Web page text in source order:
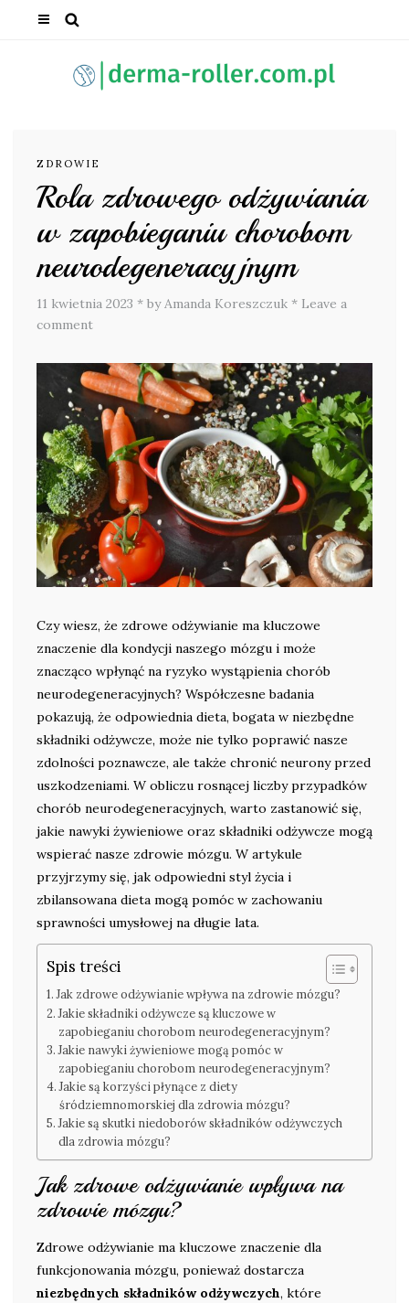
ZDROWIE
Rola zdrowego odżywiania
w zapobieganiu chorobom
neurodegeneracyjnym
11 kwietnia 2023 * by Amanda Koreszczuk * Leave a
comment
Czy wiesz, że zdrowe odżywianie ma kluczowe
znaczenie dla kondycji naszego mózgu i może
znacząco wpłynąć na ryzyko wystąpienia chorób
neurodegeneracyjnych? Współczesne badania
pokazują, że odpowiednia dieta, bogata w niezbędne
składniki odżywcze, może nie tylko poprawić nasze
zdolności poznawcze, ale także chronić neurony przed
uszkodzeniami. W obliczu rosnącej liczby przypadków
chorób neurodegeneracyjnych, warto zastanowić się,
jakie nawyki żywieniowe oraz składniki odżywcze mogą
wspierać nasze zdrowie mózgu. W artykule
przyjrzymy się, jak odpowiedni styl życia i
zbilansowana dieta mogą pomóc w zachowaniu
sprawności umysłowej na długie lata.
Spis treści
Jak zdrowe odżywianie wpływa na zdrowie mózgu?
Jakie składniki odżywcze są kluczowe w
zapobieganiu chorobom neurodegeneracyjnym?
Jakie nawyki żywieniowe mogą pomóc w
zapobieganiu chorobom neurodegeneracyjnym?
Jakie są korzyści płynące z diety
śródziemnomorskiej dla zdrowia mózgu?
Jakie są skutki niedoborów składników odżywczych
dla zdrowia mózgu?
Jak zdrowe odżywianie wpływa na
zdrowie mózgu?
Zdrowe odżywianie ma kluczowe znaczenie dla
funkcjonowania mózgu, ponieważ dostarcza
niezbędnych składników odżywczych, które